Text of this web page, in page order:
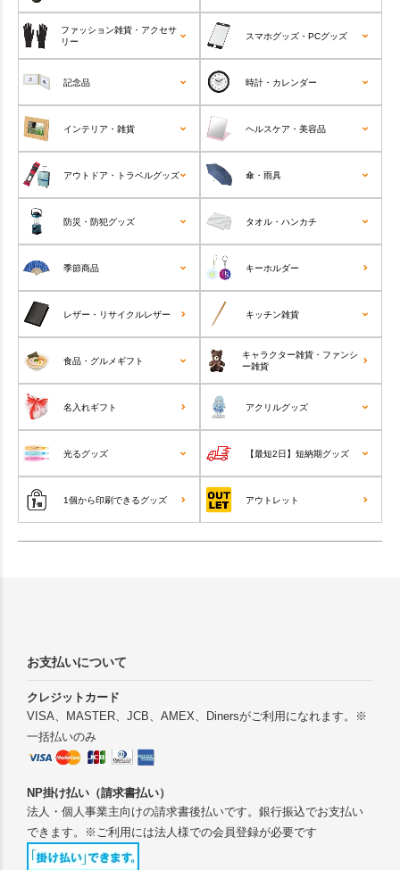
ファッション雑貨・アクセサ
リー
スマホグッズ・PCグッズ
記念品 時計・カレンダー
インテリア・雑貨 ヘルスケア・美容品
アウトドア・トラベルグッズ 傘・雨具
防災・防犯グッズ タオル・ハンカチ
季節商品 キーホルダー
レザー・リサイクルレザー キッチン雑貨
食品・グルメギフト
キャラクター雑貨・ファンシ
ー雑貨
名入れギフト アクリルグッズ
光るグッズ 【最短2日】短納期グッズ
1個から印刷できるグッズ アウトレット
お支払いについて
クレジットカード
VISA、MASTER、JCB、AMEX、Dinersがご利用になれます。※
一括払いのみ
NP掛け払い（請求書払い）
法人・個人事業主向けの請求書後払いです。銀行振込でお支払い
できます。※ご利用には法人様での会員登録が必要です